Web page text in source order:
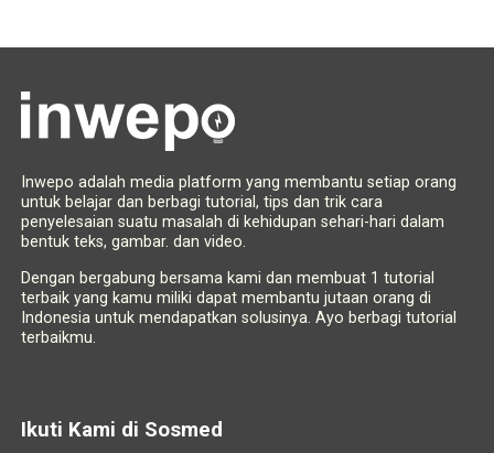
Inwepo adalah media platform yang membantu setiap orang
untuk belajar dan berbagi tutorial, tips dan trik cara
penyelesaian suatu masalah di kehidupan sehari-hari dalam
bentuk teks, gambar. dan video.
Dengan bergabung bersama kami dan membuat 1 tutorial
terbaik yang kamu miliki dapat membantu jutaan orang di
Indonesia untuk mendapatkan solusinya. Ayo berbagi tutorial
terbaikmu.
Ikuti Kami di Sosmed